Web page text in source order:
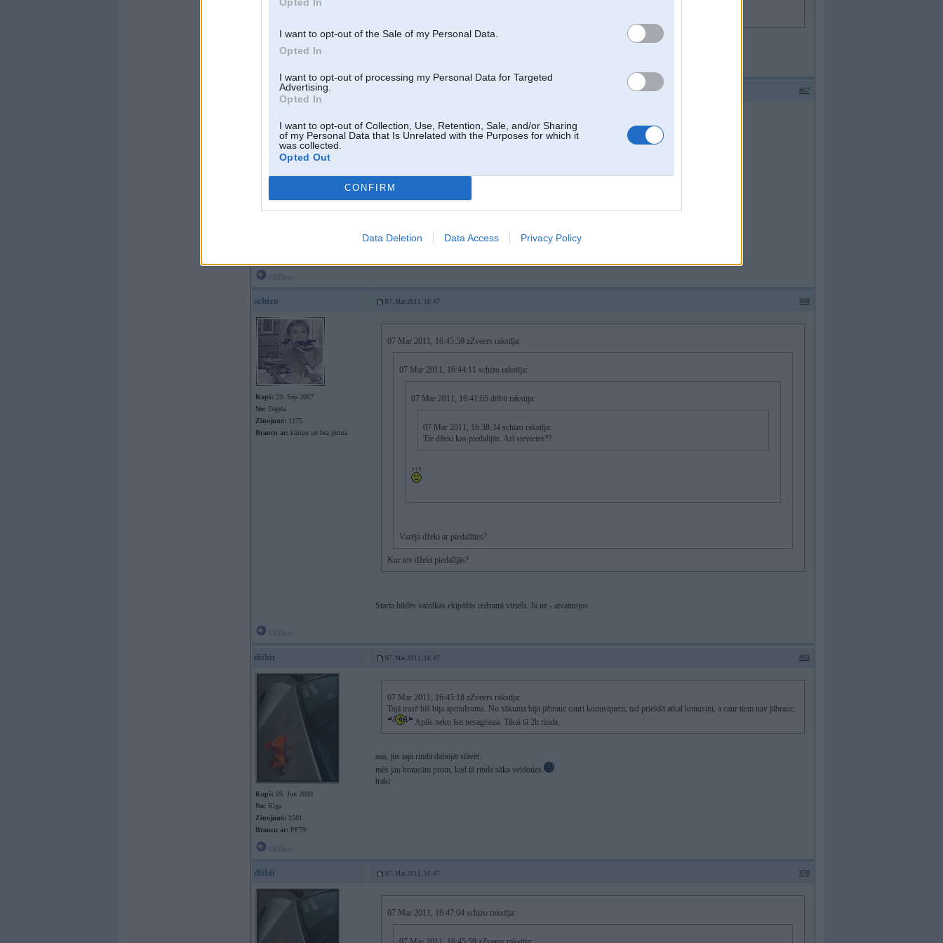
I want to opt-out of the Sale of my Personal Data.
Opted In
I want to opt-out of processing my Personal Data for Targeted
Advertising.
Opted In
I want to opt-out of Collection, Use, Retention, Sale, and/or Sharing
of my Personal Data that Is Unrelated with the Purposes for which it
was collected.
Opted Out
CONFIRM
Data Deletion Data Access Privacy Policy
Kur tev džeki piedalījās?
lowera #67
schizo 07. Mar 2011, 16:47 #68
Kopš: 23. Sep 2007
No: Dagda
Ziņojumi: 1175
Braucu ar: kūtiņu un bez jumta
07 Mar 2011, 16:45:59 zZveers rakstīja:
07 Mar 2011, 16:44:11 schizo rakstīja:
07 Mar 2011, 16:41:05 diibii rakstīja:
07 Mar 2011, 16:38:34 schizo rakstīja:
Tie džeki kas piedalijās. Arī sievietes??
Varēja džeki ar piedalīties?
Kur tev džeki piedalījās?
Starta bildēs vairākās ekipāžās redzami vīrieši. Ja nē - atvainojos.
diibii 07. Mar 2011, 16:47 #69
Kopš: 09. Jun 2009
No: Rīga
Ziņojumi: 2581
Braucu ar: PF79
07 Mar 2011, 16:45:18 zZveers rakstīja:
Tajā trasē biš bija apmulsums. No sākuma bija jābrauc cauri konusiņiem, tad priekšā atkal konusiņi, a caur tiem nav jābrauc.
Aplis neko īsti nesagrieza. Tikai tā 2h rinda..
aaa, jūs tajā rindā dabūjāt stāvēt.
mēs jau braucām prom, kad tā rinda sāka veidoties
traki
diibii 07. Mar 2011, 16:47 #70
07 Mar 2011, 16:47:04 schizo rakstīja: